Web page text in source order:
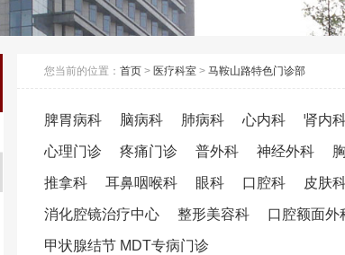
您当前的位置： 首页 > 医疗科室 > 马鞍山路特色门诊部
脾胃病科 脑病科 肺病科 心内科 肾内
心理门诊 疼痛门诊 普外科 神经外科
推拿科 耳鼻咽喉科 眼科 口腔科 皮肤
消化腔镜治疗中心 整形美容科 口腔额面外
甲状腺结节 MDT专病门诊